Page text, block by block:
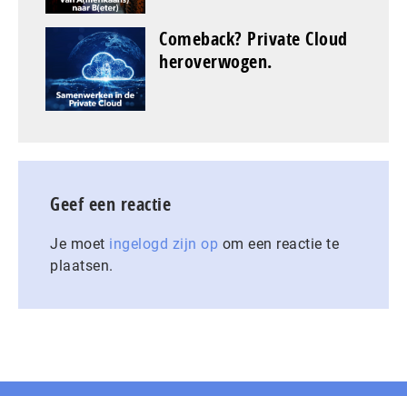
Comeback? Private Cloud
heroverwogen.
Geef een reactie
Je moet ingelogd zijn op om een reactie te
plaatsen.